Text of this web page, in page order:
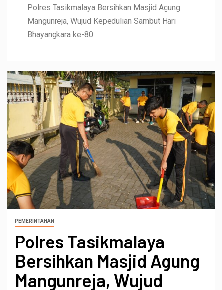
Polres Tasikmalaya Bersihkan Masjid Agung
Mangunreja, Wujud Kepedulian Sambut Hari
Bhayangkara ke-80
PEMERINTAHAN
Polres Tasikmalaya
Bersihkan Masjid Agung
Mangunreja, Wujud